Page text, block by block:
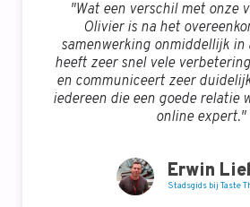
"Wat een verschil met onze
Olivier is na het
samenwerking onmiddellijk in
heeft zeer snel vele
en communiceert zeer
iedereen die een goede relatie
online expert."
Erwin
Stadsgids bij Taste